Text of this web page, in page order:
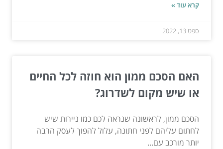
קרא עוד »
ספט 13, 2022
האם הסכם ממון הוא חוזה לכל החיים
או שיש מקום לשדרוג?
הסכם ממון, לראשונה שנראה לכם כמו ניירות שיש
לחתום עליהם לפני חתונה, עלול להפוך לעסק הרבה
יותר מורכב עם...